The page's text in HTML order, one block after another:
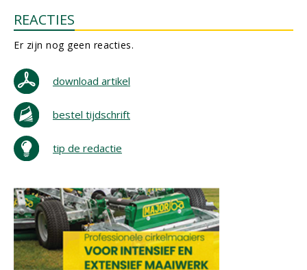
REACTIES
Er zijn nog geen reacties.
download artikel
bestel tijdschrift
tip de redactie